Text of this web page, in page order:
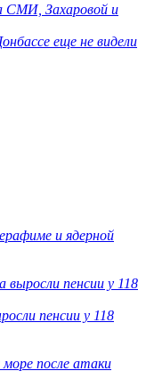
СМИ, Захаровой и
еще не видели
и ядерной
пенсии у 118